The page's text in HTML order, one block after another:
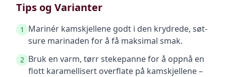
Tips og Varianter
1
Marinér kamskjellene godt i den krydrede, søt-
sure marinaden for å få maksimal smak.
2 Bruk en varm, tørr stekepanne for å oppnå en
flott karamellisert overflate på kamskjellene –